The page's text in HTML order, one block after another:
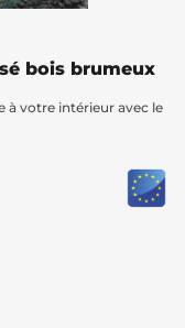
bois brumeux
à votre intérieur avec le